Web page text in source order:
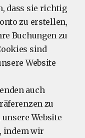
dass sie richtig
zu erstellen,
Buchungen zu
sind
Website
auch
zu
Website
indem wir